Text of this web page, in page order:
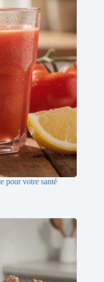
pour votre santé